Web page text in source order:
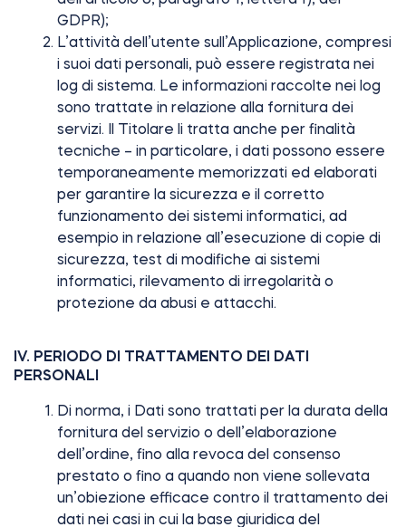
GDPR);
L’attività dell’utente sull’Applicazione, compresi
i suoi dati personali, può essere registrata nei
log di sistema. Le informazioni raccolte nei log
sono trattate in relazione alla fornitura dei
servizi. Il Titolare li tratta anche per finalità
tecniche – in particolare, i dati possono essere
temporaneamente memorizzati ed elaborati
per garantire la sicurezza e il corretto
funzionamento dei sistemi informatici, ad
esempio in relazione all’esecuzione di copie di
sicurezza, test di modifiche ai sistemi
informatici, rilevamento di irregolarità o
protezione da abusi e attacchi.
IV. PERIODO DI TRATTAMENTO DEI DATI
PERSONALI
Di norma, i Dati sono trattati per la durata della
fornitura del servizio o dell’elaborazione
dell’ordine, fino alla revoca del consenso
prestato o fino a quando non viene sollevata
un’obiezione efficace contro il trattamento dei
dati nei casi in cui la base giuridica del